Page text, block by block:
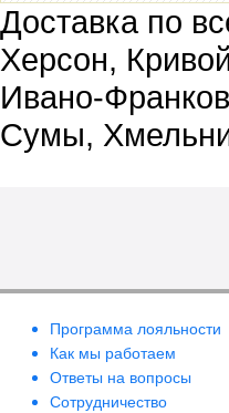
Доставка по
Херсон,
Ивано-
Сумы,
Программа лояльности
Как мы работаем
Ответы на вопросы
Сотрудничество